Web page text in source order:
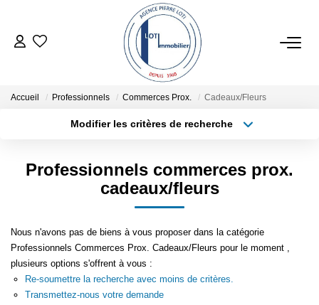
ACHETER
NOTRE AGENCE
NOTRE RÉSEAU
Accueil Professionnels Commerces Prox. Cadeaux/Fleurs
Modifier les critères de recherche
Type de bien
Surface min
Créer une alerte
Professionnels commerces prox.
cadeaux/fleurs
Nous n'avons pas de biens à vous proposer dans la catégorie
Professionnels Commerces Prox. Cadeaux/Fleurs pour le moment ,
plusieurs options s'offrent à vous :
Re-soumettre la recherche avec moins de critères.
Transmettez-nous votre demande